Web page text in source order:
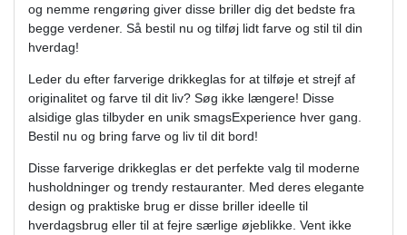
og nemme rengøring giver disse briller dig det bedste fra
begge verdener. Så bestil nu og tilføj lidt farve og stil til din
hverdag!
Leder du efter farverige drikkeglas for at tilføje et strejf af
originalitet og farve til dit liv? Søg ikke længere! Disse
alsidige glas tilbyder en unik smagsExperience hver gang.
Bestil nu og bring farve og liv til dit bord!
Disse farverige drikkeglas er det perfekte valg til moderne
husholdninger og trendy restauranter. Med deres elegante
design og praktiske brug er disse briller ideelle til
hverdagsbrug eller til at fejre særlige øjeblikke. Vent ikke